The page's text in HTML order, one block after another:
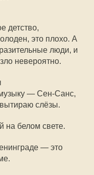
детство,
это плохо. А
люди, и
невероятно.
— Сен-Санс,
слёзы.
на белом свете.
— это